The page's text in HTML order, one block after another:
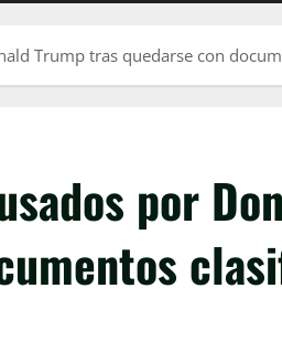
Trump tras quedarse con
por